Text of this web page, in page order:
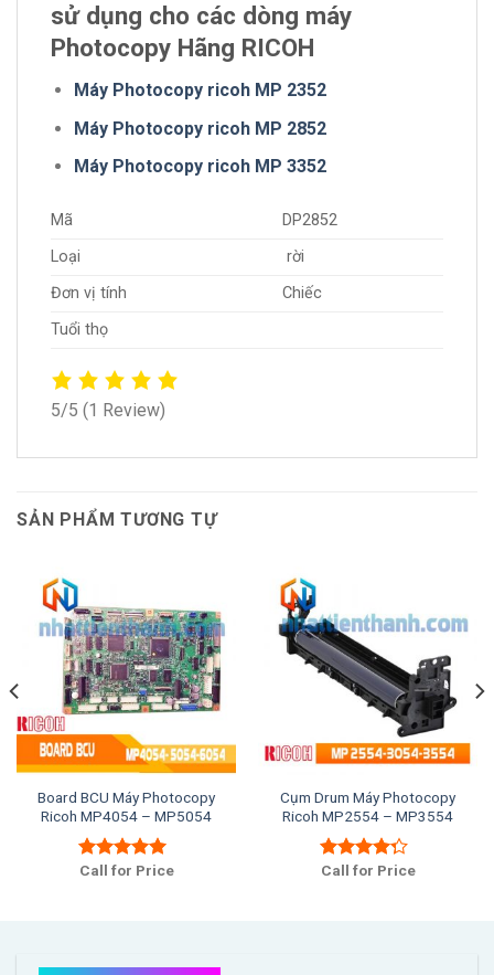
sử dụng cho các dòng máy
Photocopy Hãng RICOH
Máy Photocopy ricoh MP 2352
Máy Photocopy ricoh MP 2852
Máy Photocopy ricoh MP 3352
Mã
DP2852
Loại
rời
Đơn vị tính
Chiếc
Tuổi thọ
5/5 (1 Review)
SẢN PHẨM TƯƠNG TỰ
Board BCU Máy Photocopy
Ricoh MP4054 – MP5054
Được xếp
Call for Price
Cụm Drum Máy Photocopy
Ricoh MP2554 – MP3554
Được xếp
Call for Price